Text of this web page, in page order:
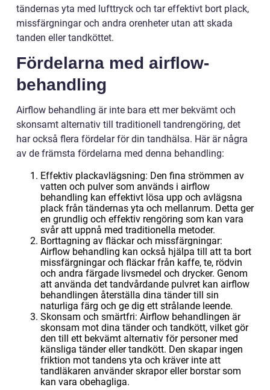
tändernas yta med lufttryck och tar effektivt bort plack,
missfärgningar och andra orenheter utan att skada
tanden eller tandköttet.
Fördelarna med airflow-
behandling
Airflow behandling är inte bara ett mer bekvämt och
skonsamt alternativ till traditionell tandrengöring, det
har också flera fördelar för din tandhälsa. Här är några
av de främsta fördelarna med denna behandling:
Effektiv plackavlägsning: Den fina strömmen av
vatten och pulver som används i airflow
behandling kan effektivt lösa upp och avlägsna
plack från tändernas yta och mellanrum. Detta ger
en grundlig och effektiv rengöring som kan vara
svår att uppnå med traditionella metoder.
Borttagning av fläckar och missfärgningar:
Airflow behandling kan också hjälpa till att ta bort
missfärgningar och fläckar från kaffe, te, rödvin
och andra färgade livsmedel och drycker. Genom
att använda det tandvårdande pulvret kan airflow
behandlingen återställa dina tänder till sin
naturliga färg och ge dig ett strålande leende.
Skonsam och smärtfri: Airflow behandlingen är
skonsam mot dina tänder och tandkött, vilket gör
den till ett bekvämt alternativ för personer med
känsliga tänder eller tandkött. Den skapar ingen
friktion mot tandens yta och kräver inte att
tandläkaren använder skrapor eller borstar som
kan vara obehagliga.